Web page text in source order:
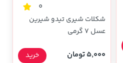
0
شکلات شیری تیدو شیرین
عسل 7 گرمی
5,000 تومان خرید